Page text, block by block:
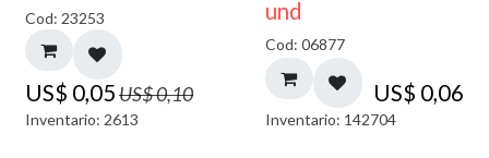
Cod: 23253
US$ 0,05US$0,10
Inventario: 2613
und
Cod: 06877
US$ 0,06
Inventario: 142704